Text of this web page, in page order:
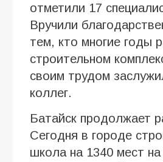
отметили 17
Вручили
тем, кто многие годы
строительном
своим трудом
коллег.
Батайск продолжает
Сегодня в городе
школа на 1340 мест